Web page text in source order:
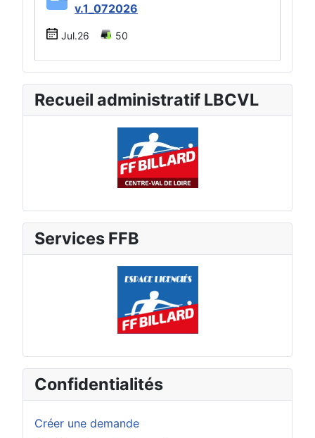
v.1_072026
Jul.26 50
Recueil administratif LBCVL
Services FFB
Confidentialités
Créer une demande